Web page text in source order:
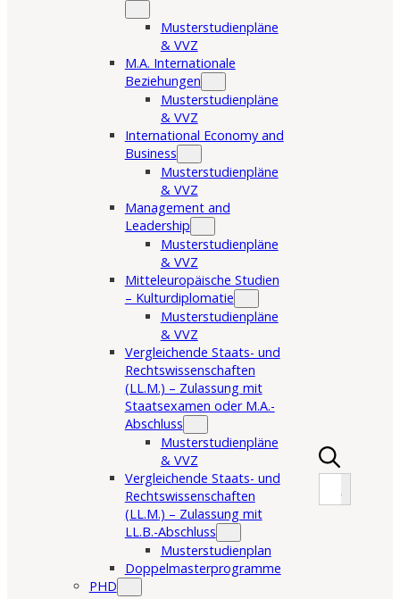
Musterstudienpläne
& VVZ
M.A. Internationale
Beziehungen
Musterstudienpläne
& VVZ
International Economy and
Business
Musterstudienpläne
& VVZ
Management and
Leadership
Musterstudienpläne
& VVZ
Mitteleuropäische Studien
– Kulturdiplomatie
Musterstudienpläne
& VVZ
Vergleichende Staats- und
Rechtswissenschaften
(LL.M.) – Zulassung mit
Staatsexamen oder M.A.-
Abschluss
Musterstudienpläne
& VVZ
Vergleichende Staats- und
Rechtswissenschaften
(LL.M.) – Zulassung mit
LL.B.-Abschluss
Musterstudienplan
Doppelmasterprogramme
PHD
Search
Search Button